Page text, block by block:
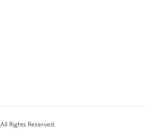
All Rights Reserved.